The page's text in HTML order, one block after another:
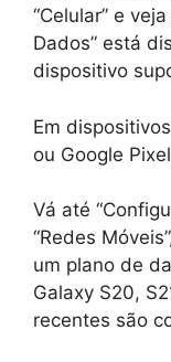
“Celular” e
Dados” está
dispositivo
Em
ou Google
Vá até
“Redes
um plano de
Galaxy S20,
recentes são